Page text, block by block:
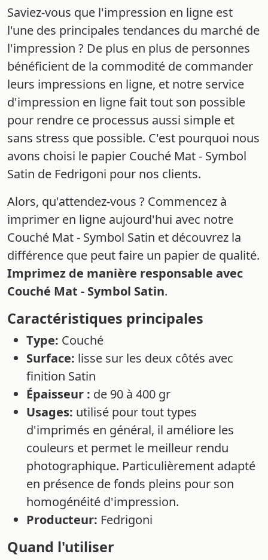
Saviez-vous que l'impression en ligne est
l'une des principales tendances du marché de
l'impression ? De plus en plus de personnes
bénéficient de la commodité de commander
leurs impressions en ligne, et notre service
d'impression en ligne fait tout son possible
pour rendre ce processus aussi simple et
sans stress que possible. C'est pourquoi nous
avons choisi le papier Couché Mat - Symbol
Satin de Fedrigoni pour nos clients.
Alors, qu'attendez-vous ? Commencez à
imprimer en ligne aujourd'hui avec notre
Couché Mat - Symbol Satin et découvrez la
différence que peut faire un papier de qualité.
Imprimez de manière responsable avec
Couché Mat - Symbol Satin.
Caractéristiques principales
Type: Couché
Surface: lisse sur les deux côtés avec
finition Satin
Épaisseur : de 90 à 400 gr
Usages: utilisé pour tout types
d'imprimés en général, il améliore les
couleurs et permet le meilleur rendu
photographique. Particulièrement adapté
en présence de fonds pleins pour son
homogénéité d'impression.
Producteur: Fedrigoni
Quand l'utiliser